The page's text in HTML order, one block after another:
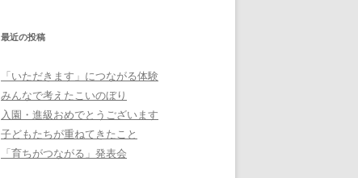
最近の投稿
「いただきます」につながる体験
みんなで考えたこいのぼり
入園・進級おめでとうございます
子どもたちが重ねてきたこと
「育ちがつながる」発表会